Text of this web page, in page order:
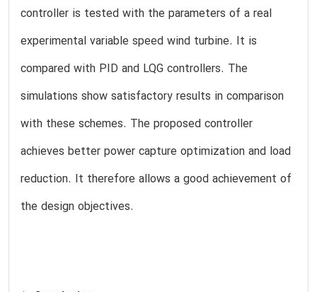
controller is tested with the parameters of a real
experimental variable speed wind turbine. It is
compared with PID and LQG controllers. The
simulations show satisfactory results in comparison
with these schemes. The proposed controller
achieves better power capture optimization and load
reduction. It therefore allows a good achievement of
the design objectives.